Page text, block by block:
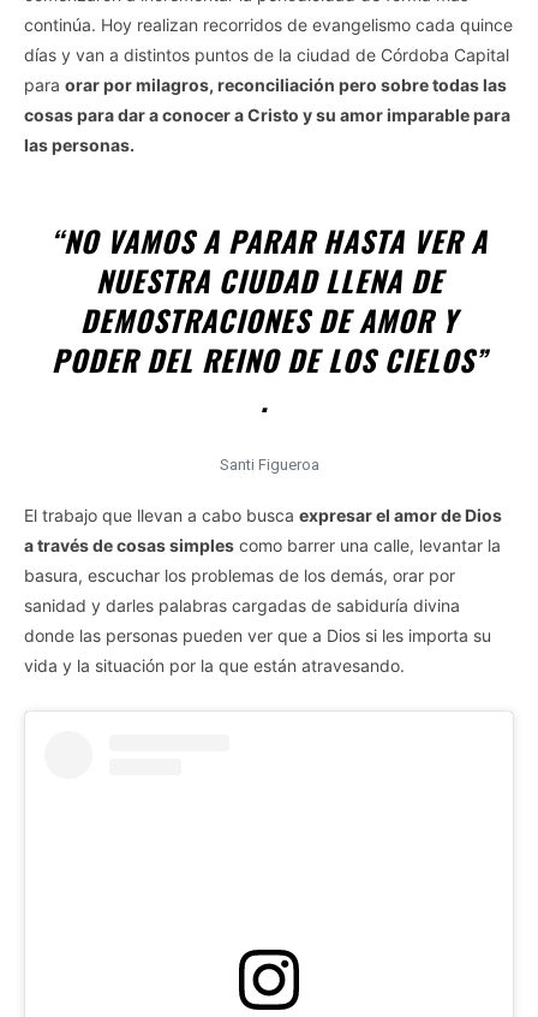
continúa. Hoy realizan recorridos de evangelismo cada quince
días y van a distintos puntos de la ciudad de Córdoba Capital
para orar por milagros, reconciliación pero sobre todas las
cosas para dar a conocer a Cristo y su amor imparable para
las personas.
“NO VAMOS A PARAR HASTA VER A
NUESTRA CIUDAD LLENA DE
DEMOSTRACIONES DE AMOR Y
PODER DEL REINO DE LOS CIELOS”
.
Santi Figueroa
El trabajo que llevan a cabo busca expresar el amor de Dios
a través de cosas simples como barrer una calle, levantar la
basura, escuchar los problemas de los demás, orar por
sanidad y darles palabras cargadas de sabiduría divina
donde las personas pueden ver que a Dios si les importa su
vida y la situación por la que están atravesando.